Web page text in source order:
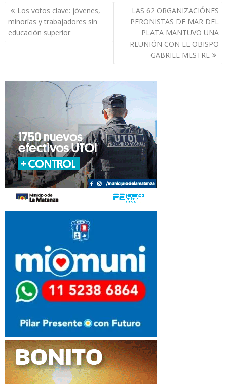
Navegación
de
entradas
Los votos clave: jóvenes,
minorías y trabajadores sin
educación superior
LAS 62 ORGANIZACIÓNES
PERONISTAS DE MAR DEL
PLATA MANTUVO UNA
REUNIÓN CON EL OBISPO
GABRIEL MESTRE